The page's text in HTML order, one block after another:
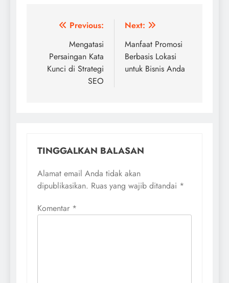
NavigasiPrevious:
Mengatasi
Persaingan Kata
Kunci di Strategi
SEO
Next:
Manfaat Promosi
Berbasis Lokasi
untuk Bisnis Anda
TINGGALKAN BALASAN
Alamat email Anda tidak akan
dipublikasikan. Ruas yang wajib ditandai *
Komentar *